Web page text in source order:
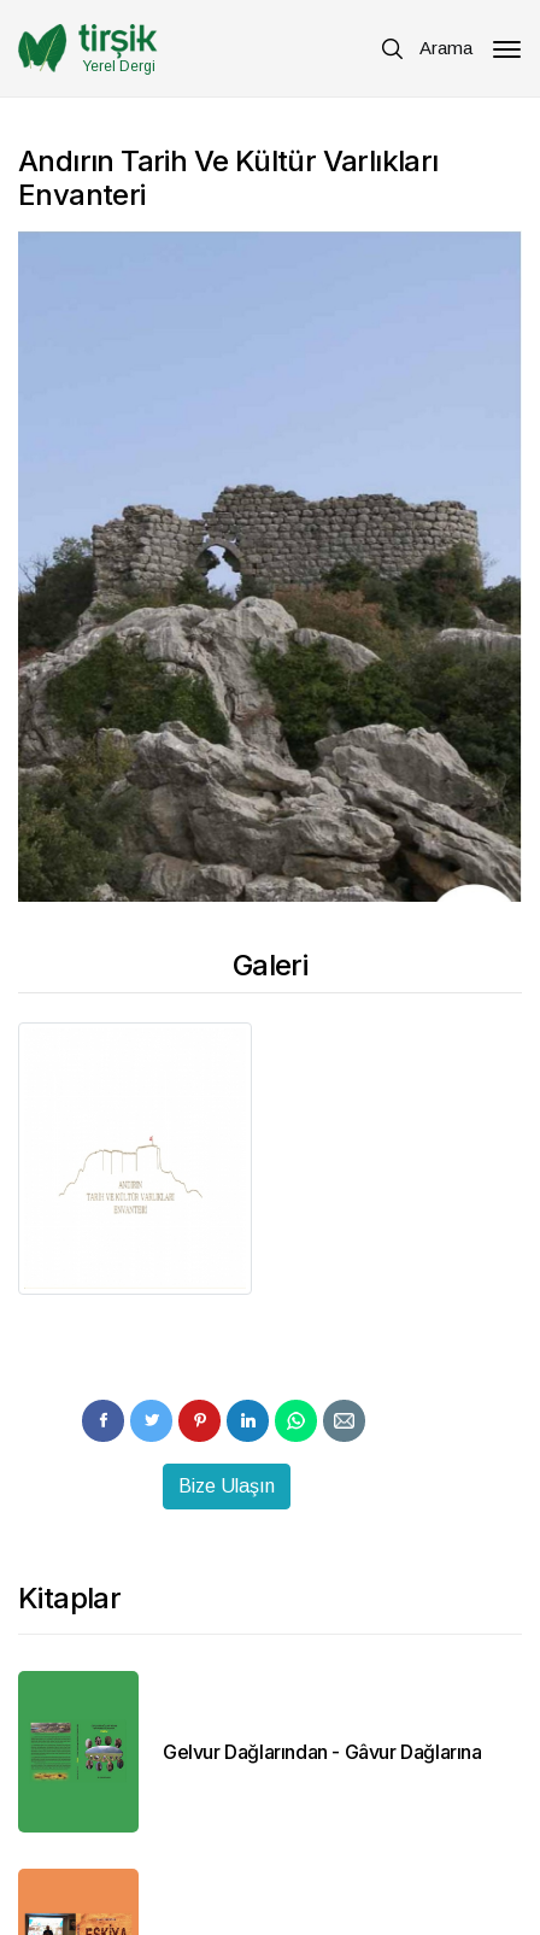
Yerel Dergi
Arama
Andırın Tarih Ve Kültür Varlıkları
Envanteri
Galeri
Bize Ulaşın
Kitaplar
Gelvur Dağlarından - Gâvur Dağlarına